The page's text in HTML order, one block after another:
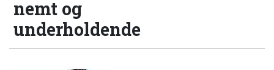
nemt og
underholdende